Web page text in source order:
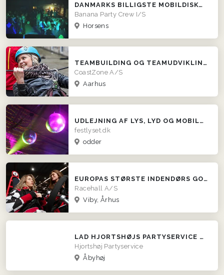
DANMARKS BILLIGSTE MOBILDISKOTEK!
Banana Party Crew I/S
Horsens
TEAMBUILDING OG TEAMUDVIKLING I HELE DK
CoastZone A/S
Aarhus
UDLEJNING AF LYS, LYD OG MOBILDISKOTEK. FESTLYSET.DK
festlyset.dk
odder
EUROPAS STØRSTE INDENDØRS GOKART-RACERBANE
Racehall A/S
Viby, Århus
LAD HJORTSHØJS PARTYSERVICE SØRGE FOR MADEN!
Hjortshøj Partyservice
Åbyhøj